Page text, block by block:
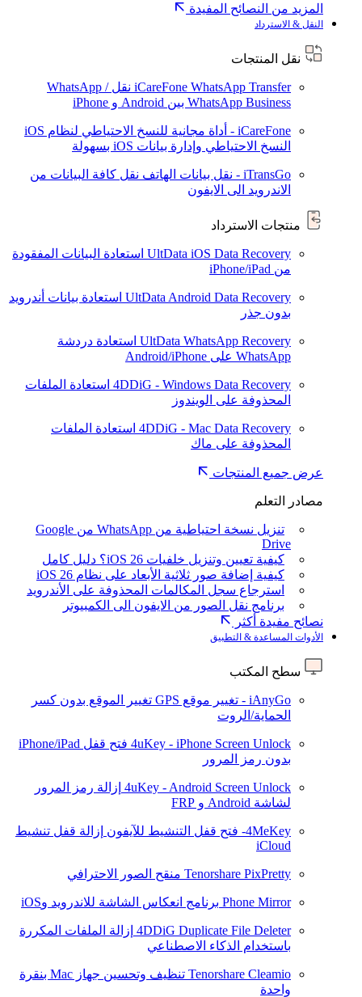
المزيد من النصائح المفيدة
النقل & الاسترداد
نقل المنتجات
iCareFone WhatsApp Transfer
نقل WhatsApp /
WhatsApp Business بين Android و iPhone
iCareFone - أداة مجانية للنسخ الاحتياطي لنظام iOS
النسخ الاحتياطي وإدارة بيانات iOS بسهولة
iTransGo - نقل بيانات الهاتف
نقل كافة البيانات من
الاندرويد الى الايفون
منتجات الاسترداد
UltData iOS Data Recovery استعادة البيانات المفقودة
من iPhone/iPad
UltData Android Data Recovery استعادة بيانات أندرويد
بدون جذر
UltData WhatsApp Recovery استعادة دردشة
WhatsApp على Android/iPhone
4DDiG - Windows Data Recovery استعادة الملفات
المحذوفة على الويندوز
4DDiG - Mac Data Recovery استعادة الملفات
المحذوفة على ماك
عرض جميع المنتجات
مصادر التعلم
تنزيل نسخة احتياطية من WhatsApp من Google
Drive
كيفية تعيين وتنزيل خلفيات iOS 26؟ دليل كامل
كيفية إضافة صور ثلاثية الأبعاد على نظام iOS 26
استرجاع سجل المكالمات المحذوفة على الأندرويد
برنامج نقل الصور من الايفون الى الكمبيوتر
نصائح مفيدة أكثر
الأدوات المساعدة & التطبيق
سطح المكتب
iAnyGo - تغيير موقع GPS
تغيير الموقع بدون كسر
الحماية/الروت
4uKey - iPhone Screen Unlock
فتح قفل iPhone/iPad
بدون رمز المرور
4uKey - Android Screen Unlock إزالة رمز المرور
لشاشة Android و FRP
4MeKey- فتح قفل التنشيط للآيفون
إزالة قفل تنشيط
iCloud
Tenorshare PixPretty منقح الصور الاحترافي
Phone Mirror برنامج انعكاس الشاشة للاندرويد وiOS
4DDiG Duplicate File Deleter إزالة الملفات المكررة
باستخدام الذكاء الاصطناعي
Tenorshare Cleamio
تنظيف وتحسين جهاز Mac بنقرة
واحدة